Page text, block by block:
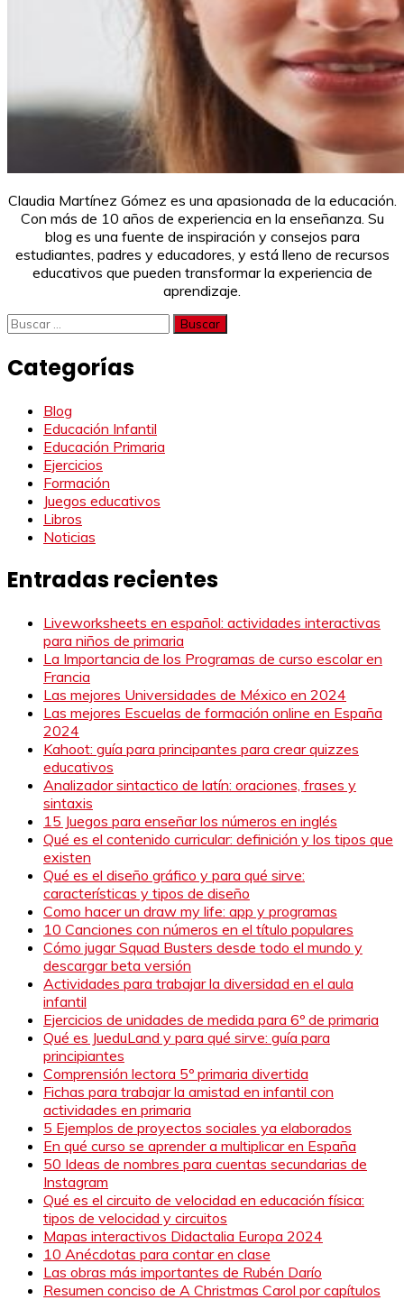
Claudia Martínez Gómez es una apasionada de la educación.
Con más de 10 años de experiencia en la enseñanza. Su
blog es una fuente de inspiración y consejos para
estudiantes, padres y educadores, y está lleno de recursos
educativos que pueden transformar la experiencia de
aprendizaje.
Buscar:
Categorías
Blog
Educación Infantil
Educación Primaria
Ejercicios
Formación
Juegos educativos
Libros
Noticias
Entradas recientes
Liveworksheets en español: actividades interactivas
para niños de primaria
La Importancia de los Programas de curso escolar en
Francia
Las mejores Universidades de México en 2024
Las mejores Escuelas de formación online en España
2024
Kahoot: guía para principantes para crear quizzes
educativos
Analizador sintactico de latín: oraciones, frases y
sintaxis
15 Juegos para enseñar los números en inglés
Qué es el contenido curricular: definición y los tipos que
existen
Qué es el diseño gráfico y para qué sirve:
características y tipos de diseño
Como hacer un draw my life: app y programas
10 Canciones con números en el título populares
Cómo jugar Squad Busters desde todo el mundo y
descargar beta versión
Actividades para trabajar la diversidad en el aula
infantil
Ejercicios de unidades de medida para 6º de primaria
Qué es JueduLand y para qué sirve: guía para
principiantes
Comprensión lectora 5º primaria divertida
Fichas para trabajar la amistad en infantil con
actividades en primaria
5 Ejemplos de proyectos sociales ya elaborados
En qué curso se aprender a multiplicar en España
50 Ideas de nombres para cuentas secundarias de
Instagram
Qué es el circuito de velocidad en educación física:
tipos de velocidad y circuitos
Mapas interactivos Didactalia Europa 2024
10 Anécdotas para contar en clase
Las obras más importantes de Rubén Darío
Resumen conciso de A Christmas Carol por capítulos